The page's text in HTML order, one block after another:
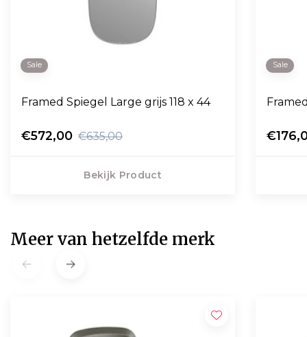
Sale
Framed Spiegel Large grijs 118 x 44
€572,00 €635,00
Bekijk Product
Sale
Meer van hetzelfde merk